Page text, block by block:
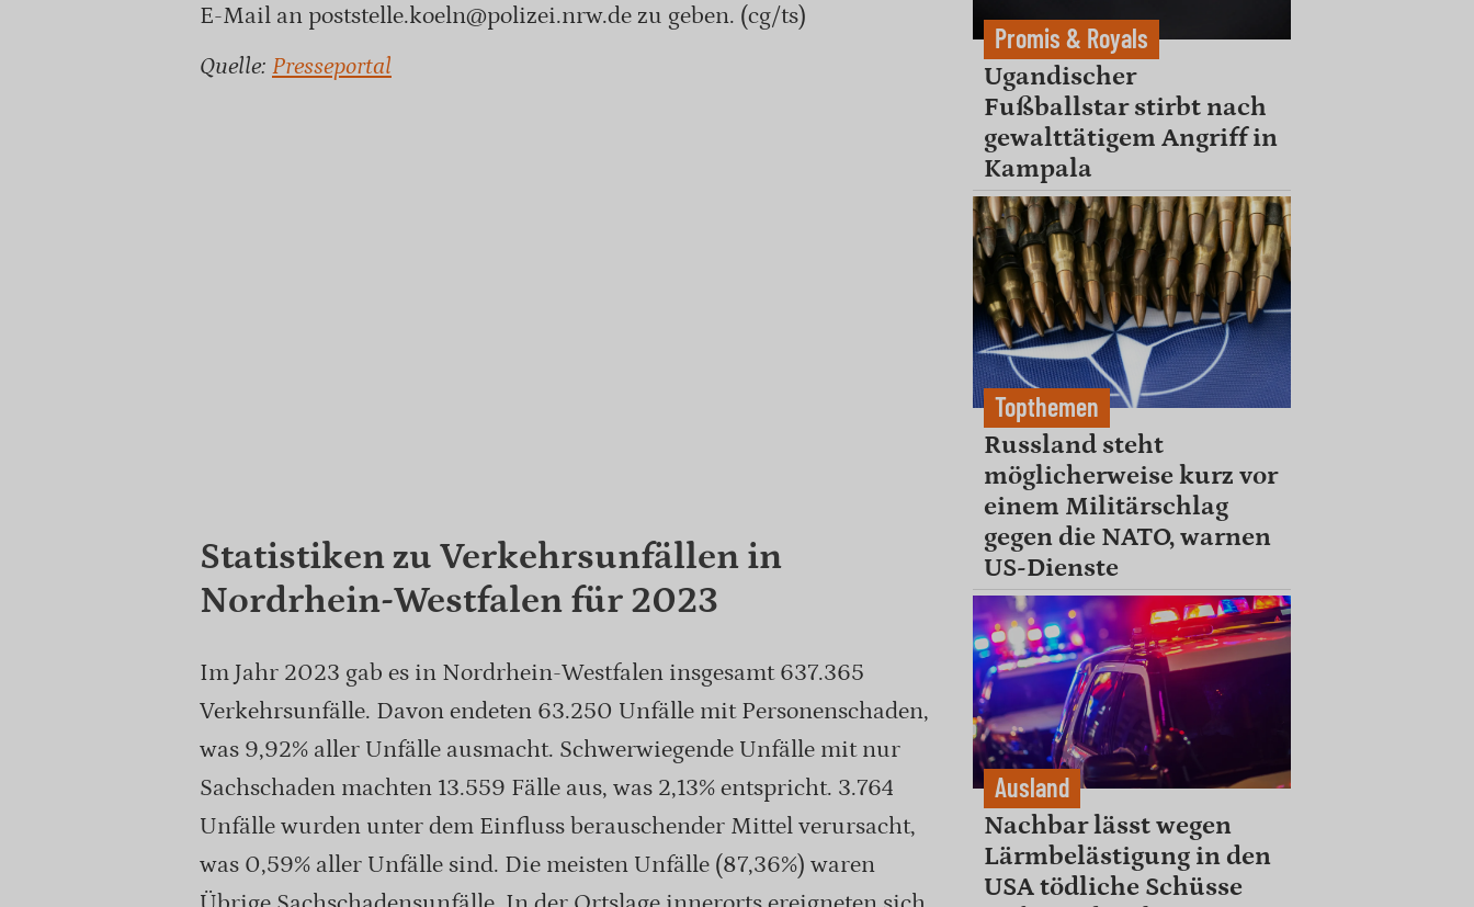
E-Mail an poststelle.koeln@polizei.nrw.de zu geben. (cg/ts)
Quelle: Presseportal
Statistiken zu Verkehrsunfällen in
Nordrhein-Westfalen für 2023
Im Jahr 2023 gab es in Nordrhein-Westfalen insgesamt 637.365
Verkehrsunfälle. Davon endeten 63.250 Unfälle mit Personenschaden,
was 9,92% aller Unfälle ausmacht. Schwerwiegende Unfälle mit nur
Sachschaden machten 13.559 Fälle aus, was 2,13% entspricht. 3.764
Unfälle wurden unter dem Einfluss berauschender Mittel verursacht,
was 0,59% aller Unfälle sind. Die meisten Unfälle (87,36%) waren
Promis & Royals
Ugandischer
Fußballstar stirbt nach
gewalttätigem Angriff in
Kampala
Topthemen
Russland steht
möglicherweise kurz vor
einem Militärschlag
gegen die NATO, warnen
US-Dienste
Ausland
Nachbar lässt wegen
Lärmbelästigung in den
USA tödliche Schüsse